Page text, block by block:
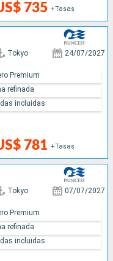
735 +Tasas
Tokyo 24/07/2027
781 +Tasas
Premium
refinada
incluidas
Tokyo 07/07/2027
Premium
refinada
incluidas